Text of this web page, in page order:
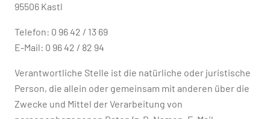
95506 Kastl
Telefon: 0 96 42 / 13 69
E-Mail: 0 96 42 / 82 94
Verantwortliche Stelle ist die natürliche oder juristische
Person, die allein oder gemeinsam mit anderen über die
Zwecke und Mittel der Verarbeitung von